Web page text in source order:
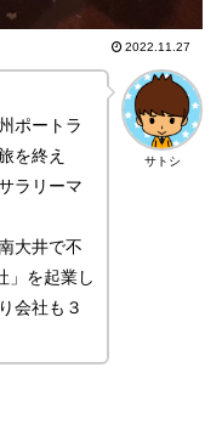
2022.11.27
サトシ
ポートラ
を終え
ラリーマ
大井で不
」を起業し
会社も３